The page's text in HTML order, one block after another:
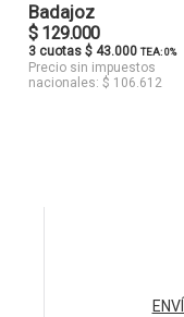
Badajoz
$ 129.000
3 cuotas $ 43.000TEA: 0%
Precio sin impuestos
nacionales: $ 106.612